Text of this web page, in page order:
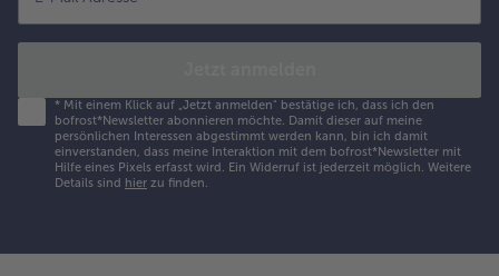
* Mit einem Klick auf „Jetzt anmelden" bestätige ich, dass ich den
bofrost*Newsletter abonnieren möchte. Damit dieser auf meine
persönlichen Interessen abgestimmt werden kann, bin ich damit
einverstanden, dass meine Interaktion mit dem bofrost*Newsletter mit
Hilfe eines Pixels erfasst wird. Ein Widerruf ist jederzeit möglich. Weitere
Details sind hier zu finden.